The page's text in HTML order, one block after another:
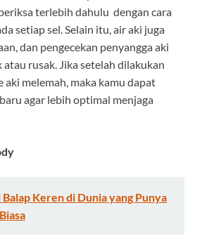
terlebih dahulu dengan cara
setiap sel. Selain itu, air aki juga
dan pengecekan penyangga aki
rusak. Jika setelah dilakukan
aki melemah, maka kamu dapat
agar lebih optimal menjaga
Keren di Dunia yang Punya